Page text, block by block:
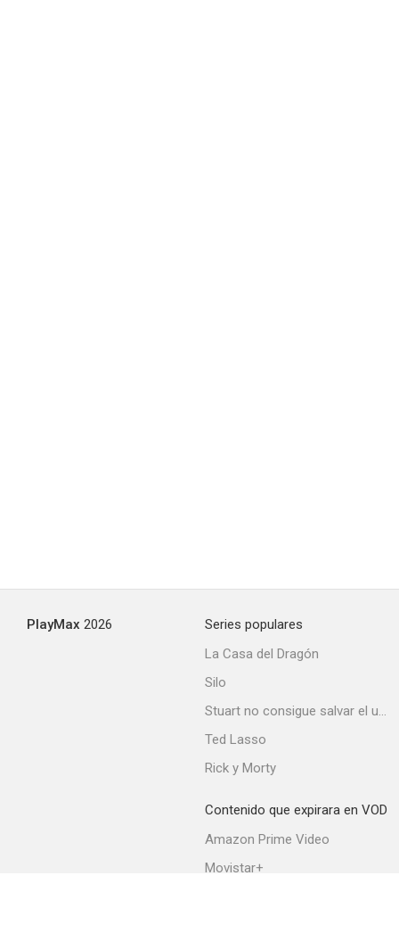
PlayMax 2026
Series populares
La Casa del Dragón
Silo
Stuart no consigue salvar el universo
Ted Lasso
Rick y Morty
Contenido que expirara en VOD
Amazon Prime Video
Movistar+